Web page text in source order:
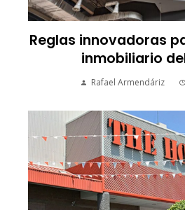
Reglas innovadoras
inmobiliario
Rafael Armendáriz